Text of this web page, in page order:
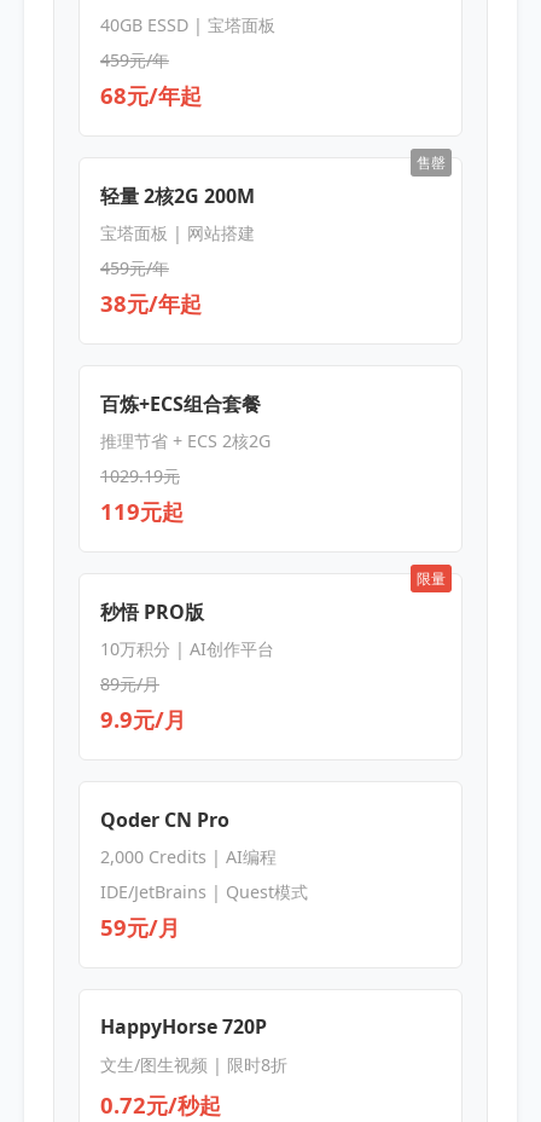
40GB ESSD | 宝塔面板
459元/年
68元/年起
售罄
轻量 2核2G 200M
宝塔面板 | 网站搭建
459元/年
38元/年起
百炼+ECS组合套餐
推理节省 + ECS 2核2G
1029.19元
119元起
限量
秒悟 PRO版
10万积分 | AI创作平台
89元/月
9.9元/月
Qoder CN Pro
2,000 Credits | AI编程
IDE/JetBrains | Quest模式
59元/月
HappyHorse 720P
文生/图生视频 | 限时8折
0.72元/秒起